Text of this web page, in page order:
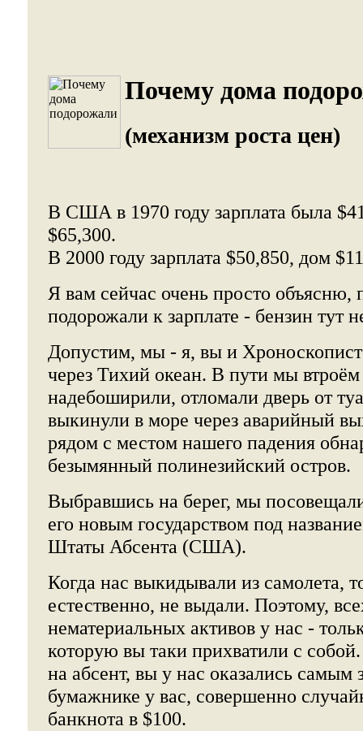
Почему дома
(механизм роста цен)
В США в 1970 году зарплата была
$65,300.
В 2000 году зарплата $50,850, дом
Я вам сейчас очень просто объясню,
подорожали к зарплате - бензин тут
Допустим, мы - я, вы и Хроноскопист
через Тихий океан. В пути мы
надебоширили, отломали дверь от
выкинули в море через аварийный
рядом с местом нашего падения
безымянный полинезийский остров.
Выбравшись на берег, мы
его новым государством под
Штаты Абсента (США).
Когда нас выкидывали из самолета,
естественно, не выдали. Поэтому,
нематериальных активов у нас -
которую вы таки прихватили с
на абсент, вы у нас оказались самым
бумажнике у вас, совершенно
банкнота в $100.